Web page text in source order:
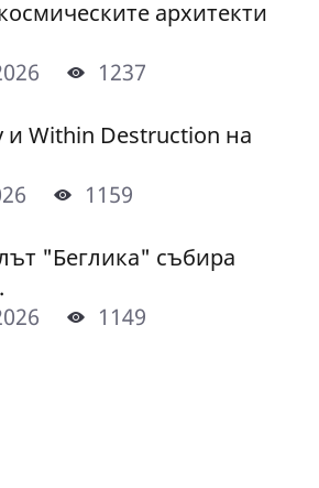
архитекти
1237
и Within Destruction на
1159
"Беглика" събира
1149